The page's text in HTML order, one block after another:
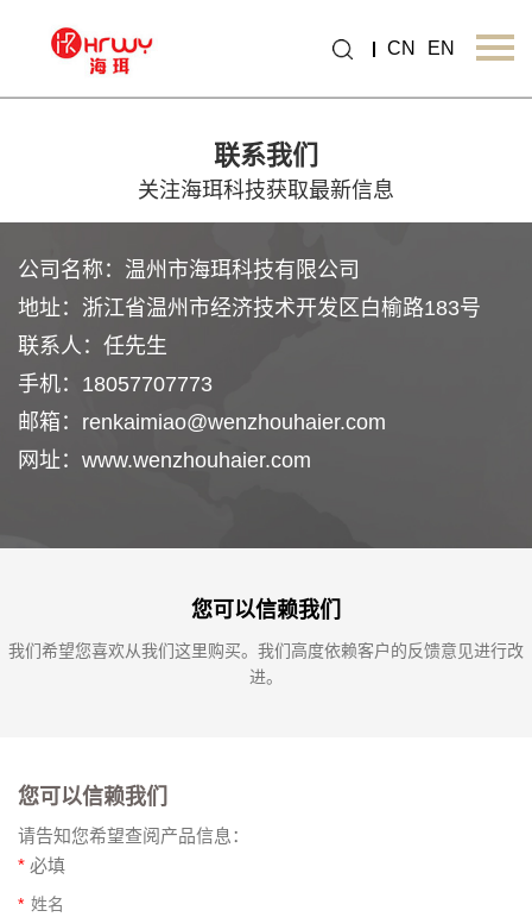
关于我们
新闻中心
OEM/ODM
视频
CN EN
联系我们
关注海珥科技获取最新信息
公司名称：温州市海珥科技有限公司
地址：浙江省温州市经济技术开发区白榆路183号
联系人：任先生
手机：18057707773
邮箱：renkaimiao@wenzhouhaier.com
网址：www.wenzhouhaier.com
您可以信赖我们
我们希望您喜欢从我们这里购买。我们高度依赖客户的反馈意见进行改
进。
您可以信赖我们
请告知您希望查阅产品信息：
* 必填
* 姓名